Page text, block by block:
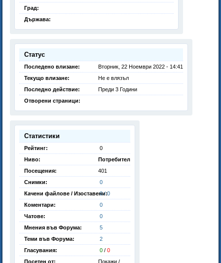
Град:
Държава:
Статус
Последено влизане:
Вторник, 22 Ноември 2022 - 14:41
Текущо влизане:
Не е влязъл
Последно действие:
Преди 3 Години
Отворени страници:
Статистики
Рейтинг:
0
Ниво:
Потребител
Посещения:
401
Снимки:
0
Качени файлове / Изоставени:
0 / 0
Коментари:
0
Чатове:
0
Мнения във Форума:
5
Теми във Форума:
2
Гласувания:
0 / 0
Посетен от:
Покажи /